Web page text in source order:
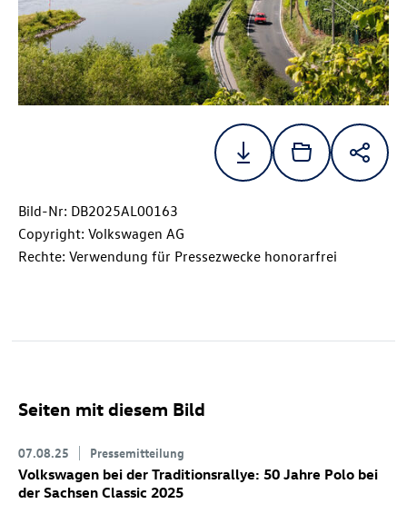
Bild-Nr: DB2025AL00163
Copyright: Volkswagen AG
Rechte: Verwendung für Pressezwecke honorarfrei
Seiten mit diesem Bild
07.08.25 Pressemitteilung
Volkswagen bei der Traditionsrallye: 50 Jahre Polo bei
der Sachsen Classic 2025